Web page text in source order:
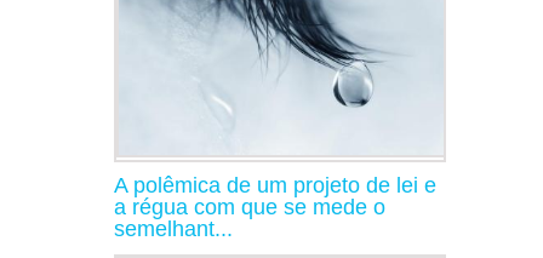
A polêmica de um projeto de lei e
a régua com que se mede o
semelhant...